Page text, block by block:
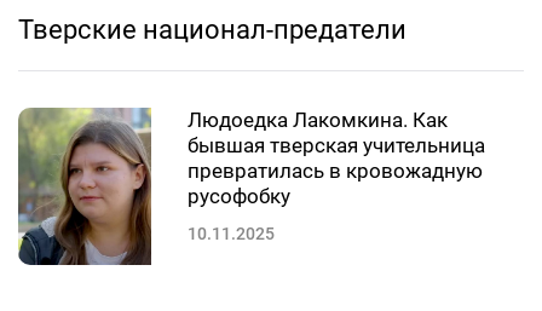
Тверские национал-предатели
Людоедка Лакомкина. Как
бывшая тверская учительница
превратилась в кровожадную
русофобку
10.11.2025